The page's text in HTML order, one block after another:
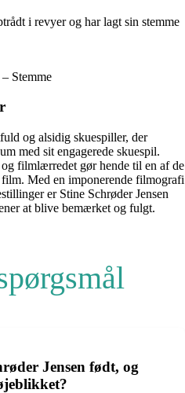
i revyer og har lagt sin stemme
Stemme
og alsidig skuespiller, der
med sit engagerede skuespil.
filmlærredet gør hende til en af de
Med en imponerende filmografi
er Stine Schrøder Jensen
at blive bemærket og fulgt.
Jensen født, og